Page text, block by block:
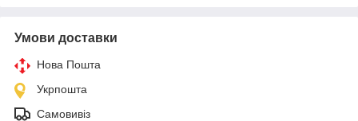
Умови доставки
Нова Пошта
Укрпошта
Самовивіз